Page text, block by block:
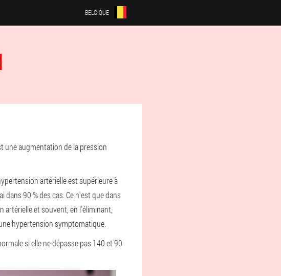
BELGIQUE
une augmentation de la pression
artérielle est supérieure à
90 % des cas. Ce n'est que dans
artérielle et souvent, en l'éliminant,
hypertension symptomatique.
si elle ne dépasse pas 140 et 90